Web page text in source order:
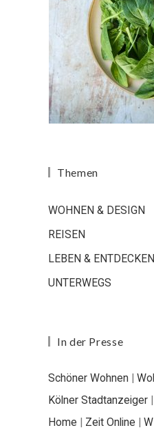
Themen
WOHNEN & DESIGN
REISEN
LEBEN & ENTDECKEN
UNTERWEGS
In der Presse
Schöner Wohnen |
Kölner Stadtanzeiger |
Home | Zeit Online |